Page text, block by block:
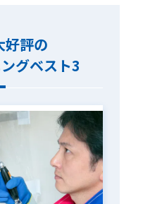
好評の
グベスト3